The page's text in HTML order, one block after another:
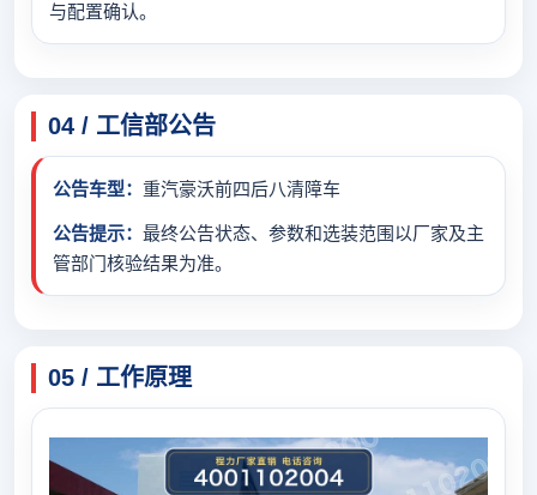
与配置确认。
04 / 工信部公告
公告车型： 重汽豪沃前四后八清障车
公告提示： 最终公告状态、参数和选装范围以厂家及主
管部门核验结果为准。
05 / 工作原理